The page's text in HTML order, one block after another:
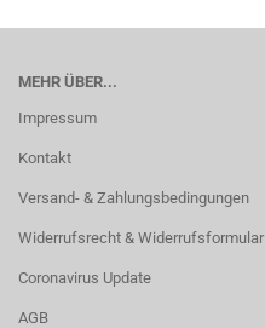
MEHR ÜBER...
Impressum
Kontakt
Versand- & Zahlungsbedingungen
Widerrufsrecht & Widerrufsformular
Coronavirus Update
AGB